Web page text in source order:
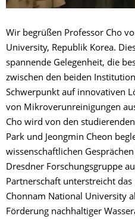
Wir begrüßen Professor Cho
University, Republik Korea.
spannende Gelegenheit, die
zwischen den beiden
Schwerpunkt auf innovativen
von Mikroverunreinigungen
Cho wird von den
Park und Jeongmin Cheon
wissenschaftlichen
Dresdner Forschungsgruppe
Partnerschaft unterstreicht
Chonnam National University
Förderung nachhaltiger